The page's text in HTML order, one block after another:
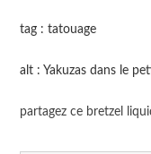
tag : tatouage
alt : Yakuzas dans le
partagez ce bretzel